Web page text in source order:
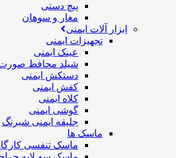
پیچ دستی
مغار و سوهان
ابزار آلات ایمنی
تجهیزات ایمنی
عینک ایمنی
شیلد محافظ
دستکش ایمنی
کفش ایمنی
کلاه ایمنی
گوشی ایمنی
جلیقه ایمنی شبرنگ
ماسک ها
ماسک تنفسی